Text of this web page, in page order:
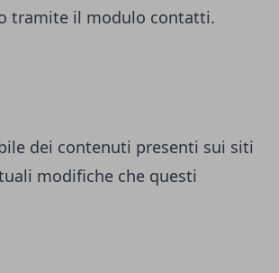
tramite il modulo contatti.
dei contenuti presenti sui siti
modifiche che questi